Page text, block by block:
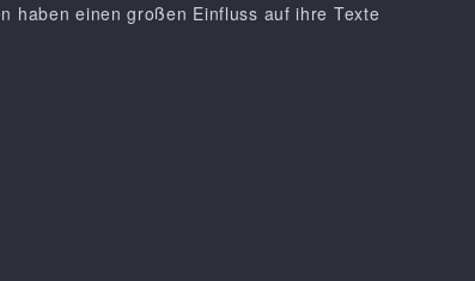
haben einen großen Einfluss auf ihre Texte